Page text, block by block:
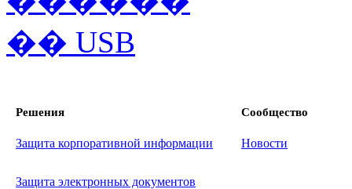
Решения Сообщество
Защита корпоративной информации Новости
Защита электронных документов